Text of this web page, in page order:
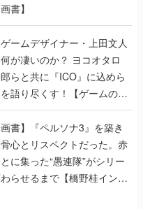
書】
ームデザイナー・上田文人
が凄いのか？ ヨコオタロ
らと共に『ICO』に込めら
語り尽くす！【ゲームの企
画書】『ペルソナ3』を築き
骨心とリスペクトだった。赤
に集った“愚連隊”がシリー
らせるまで【橋野桂インタ